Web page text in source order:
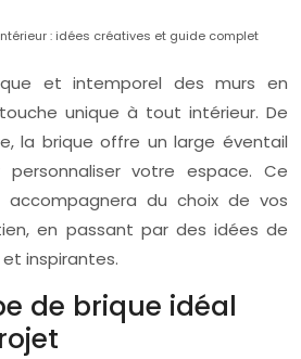
: idées créatives et guide complet
et intemporel des murs en
unique à tout intérieur. De
la brique offre un large éventail
votre espace. Ce
du choix de vos
en passant par des idées de
inspirantes.
de brique idéal